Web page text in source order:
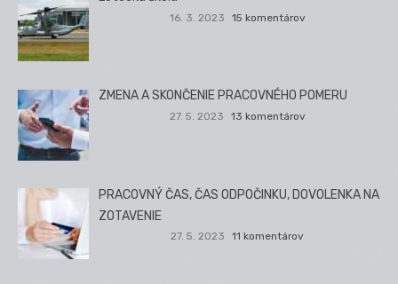
16. 3. 2023 15 komentárov
ZMENA A SKONČENIE PRACOVNÉHO POMERU
27. 5. 2023 13 komentárov
PRACOVNÝ ČAS, ČAS ODPOČINKU, DOVOLENKA NA
ZOTAVENIE
27. 5. 2023 11 komentárov